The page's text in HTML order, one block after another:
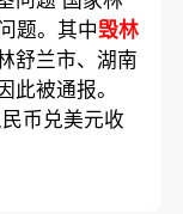
题。其中毁林
舒兰市、湖南
被通报。
币兑美元收